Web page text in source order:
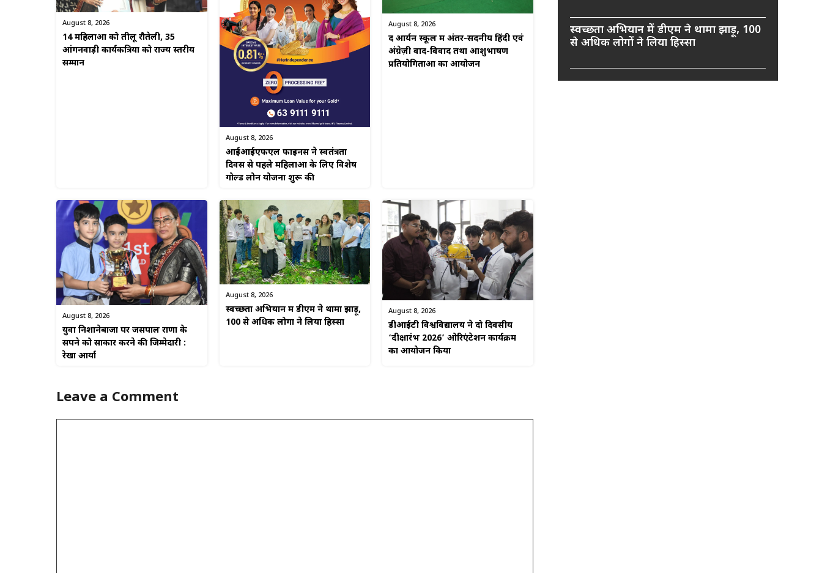
August 8, 2026
14 महिलाओं को तीलू रौतेली, 35
आंगनवाड़ी कार्यकत्रियों को राज्य स्तरीय
सम्मान
August 8, 2026
आईआईएफएल फाइनेंस ने स्वतंत्रता
दिवस से पहले महिलाओं के लिए विशेष
गोल्ड लोन योजना शुरू की
August 8, 2026
द आर्यन स्कूल में अंतर-सदनीय हिंदी एवं
अंग्रेज़ी वाद-विवाद तथा आशुभाषण
प्रतियोगिताओं का आयोजन
August 8, 2026
युवा निशानेबाजों पर जसपाल राणा के
सपने को साकार करने की जिम्मेदारी :
रेखा आर्या
August 8, 2026
स्वच्छता अभियान में डीएम ने थामा झाड़ू,
100 से अधिक लोगों ने लिया हिस्सा
August 8, 2026
डीआईटी विश्वविद्यालय ने दो दिवसीय
‘दीक्षारंभ 2026’ ओरिएंटेशन कार्यक्रम
का आयोजन किया
Leave a Comment
स्वच्छता अभियान में डीएम ने थामा झाड़ू, 100
से अधिक लोगों ने लिया हिस्सा